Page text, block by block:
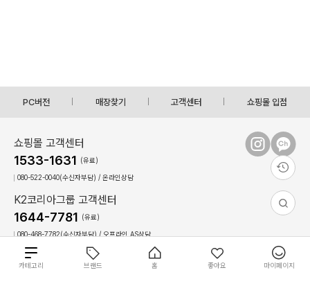
PC버전 매장찾기 고객센터 쇼핑몰 입점
쇼핑몰 고객센터
1533-1631 (유료)
080-522-0040(수신자부담) / 온라인상담
K2코리아그룹 고객센터
1644-7781 (유료)
080-468-7782(수신자부담) / 오프라인,AS상담
상담시간 : 09:00 ~ 17:30(토,일, 공휴일 휴무)
점심시간 : 12:30 ~ 13:30(상담불가)
카테고리 브랜드 홈 좋아요 마이페이지